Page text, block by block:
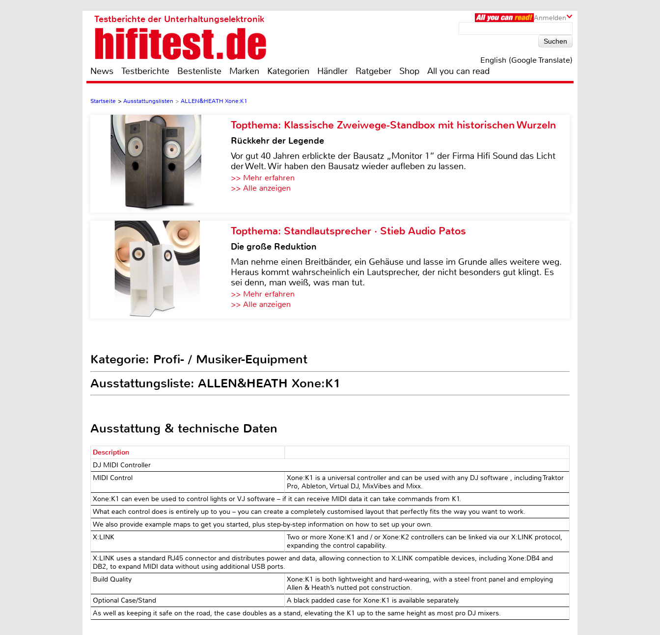
Anmelden
Testberichte der Unterhaltungselektronik
English (Google Translate)
News Testberichte Bestenliste Marken Kategorien Händler Ratgeber Shop All you can read
Startseite > Ausstattungslisten > ALLEN&HEATH Xone:K1
Topthema: Klassische Zweiwege-Standbox mit historischen Wurzeln
Rückkehr der Legende
Vor gut 40 Jahren erblickte der Bausatz „Monitor 1“ der Firma Hifi Sound das Licht
der Welt. Wir haben den Bausatz wieder aufleben zu lassen.
>> Mehr erfahren
>> Alle anzeigen
Topthema: Standlautsprecher · Stieb Audio Patos
Die große Reduktion
Man nehme einen Breitbänder, ein Gehäuse und lasse im Grunde alles weitere weg.
Heraus kommt wahrscheinlich ein Lautsprecher, der nicht besonders gut klingt. Es
sei denn, man weiß, was man tut.
>> Mehr erfahren
>> Alle anzeigen
Kategorie: Profi- / Musiker-Equipment
Ausstattungsliste: ALLEN&HEATH Xone:K1
Ausstattung & technische Daten
Description
DJ MIDI Controller
MIDI Control
Xone:K1 is a universal controller and can be used with any DJ software , including Traktor
Pro, Ableton, Virtual DJ, MixVibes and Mixx.
Xone:K1 can even be used to control lights or VJ software – if it can receive MIDI data it can take commands from K1.
What each control does is entirely up to you – you can create a completely customised layout that perfectly fits the way you want to work.
We also provide example maps to get you started, plus step-by-step information on how to set up your own.
X:LINK
Two or more Xone:K1 and / or Xone:K2 controllers can be linked via our X:LINK protocol,
expanding the control capability.
X:LINK uses a standard RJ45 connector and distributes power and data, allowing connection to X:LINK compatible devices, including Xone:DB4 and
DB2, to expand MIDI data without using additional USB ports.
Build Quality
Xone:K1 is both lightweight and hard-wearing, with a steel front panel and employing
Allen & Heath’s nutted pot construction.
Optional Case/Stand
A black padded case for Xone:K1 is available separately.
As well as keeping it safe on the road, the case doubles as a stand, elevating the K1 up to the same height as most pro DJ mixers.